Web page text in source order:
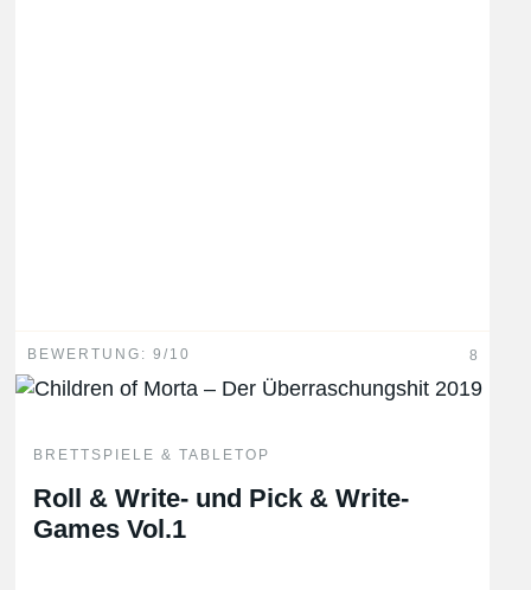
BEWERTUNG: 9/10 8
BRETTSPIELE & TABLETOP
Roll & Write- und Pick & Write-
Games Vol.1